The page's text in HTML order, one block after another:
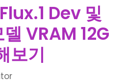
Dev 및
VRAM 12G
보기